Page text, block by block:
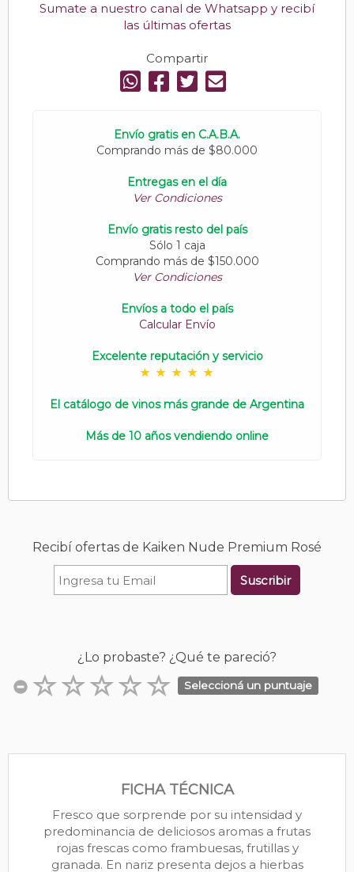
Sumate a nuestro canal de Whatsapp y recibí
las últimas ofertas
Compartir
Envío gratis en C.A.B.A.
Comprando más de $80.000
Entregas en el día
Ver Condiciones
Envío gratis resto del país
Sólo 1 caja
Comprando más de $150.000
Ver Condiciones
Envíos a todo el país
Calcular Envío
Excelente reputación y servicio
El catálogo de vinos más grande de Argentina
Más de 10 años vendiendo online
Recibí ofertas de Kaiken Nude Premium Rosé
Suscribir
¿Lo probaste? ¿Qué te pareció?
Seleccioná un puntuaje
FICHA TÉCNICA
Fresco que sorprende por su intensidad y
predominancia de deliciosos aromas a frutas
rojas frescas como frambuesas, frutillas y
granada. En nariz presenta dejos a hierbas